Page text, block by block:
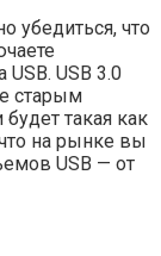
убедиться, что
USB. USB 3.0
старым
такая как
на рынке вы
USB — от